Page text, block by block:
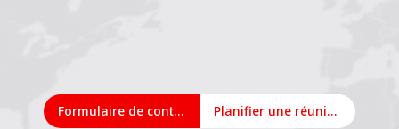
Formulaire de contact Planifier une réunion en ligne